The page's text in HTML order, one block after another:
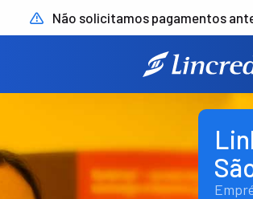
Não solicitamos pagamentos